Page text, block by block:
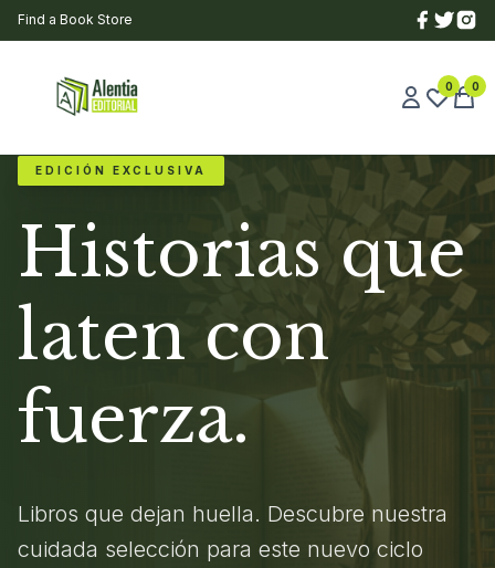
Find a Book Store
0 0
EDICIÓN EXCLUSIVA
Historias que
laten con
fuerza.
Libros que dejan huella. Descubre nuestra
cuidada selección para este nuevo ciclo